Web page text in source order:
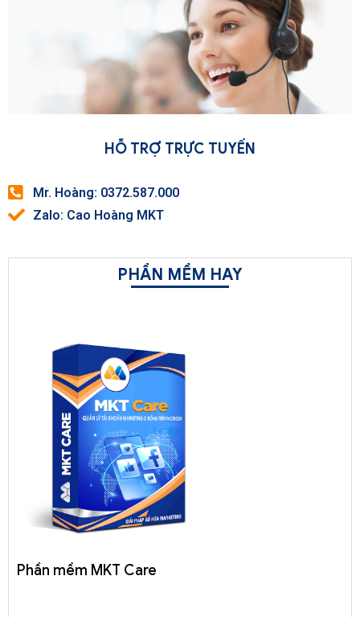
HỖ TRỢ TRỰC TUYẾN
Mr. Hoàng: 0372.587.000
Zalo: Cao Hoàng MKT
PHẦN MỀM HAY
Phần mềm MKT Care